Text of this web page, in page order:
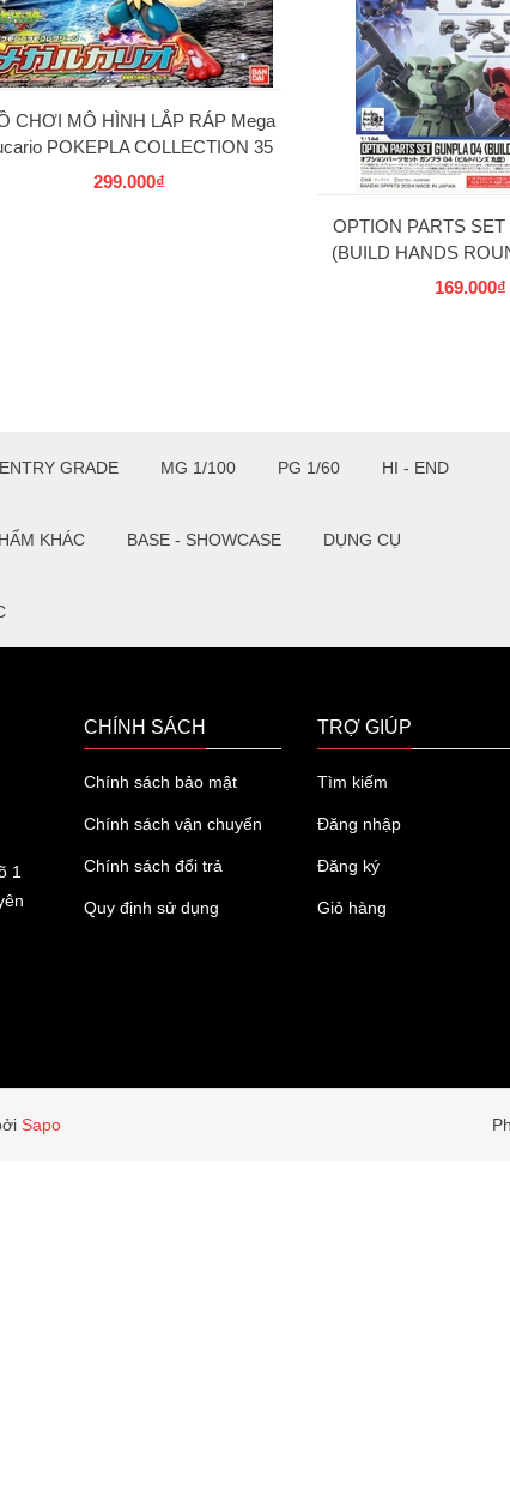
CHƠI MÔ HÌNH LẮP RÁP Mega
POKEPLA COLLECTION 35
SELECT SERIES BANDAI
299.000₫
OPTION PARTS SET
(BUILD HANDS
169.000₫
ENTRY GRADE MG 1/100 PG 1/60 HI - END
KHÁC BASE - SHOWCASE DỤNG CỤ
1
CHÍNH SÁCH
Chính sách bảo mật
Chính sách vận chuyển
Chính sách đổi trả
Quy định sử dụng
TRỢ GIÚP
Tìm kiếm
Đăng nhập
Đăng ký
Giỏ hàng
Sapo